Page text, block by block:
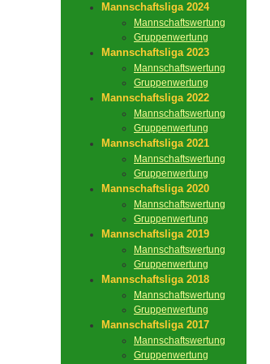
Mannschaftsliga 2024
Mannschaftswertung
Gruppenwertung
Mannschaftsliga 2023
Mannschaftswertung
Gruppenwertung
Mannschaftsliga 2022
Mannschaftswertung
Gruppenwertung
Mannschaftsliga 2021
Mannschaftswertung
Gruppenwertung
Mannschaftsliga 2020
Mannschaftswertung
Gruppenwertung
Mannschaftsliga 2019
Mannschaftswertung
Gruppenwertung
Mannschaftsliga 2018
Mannschaftswertung
Gruppenwertung
Mannschaftsliga 2017
Mannschaftswertung
Gruppenwertung